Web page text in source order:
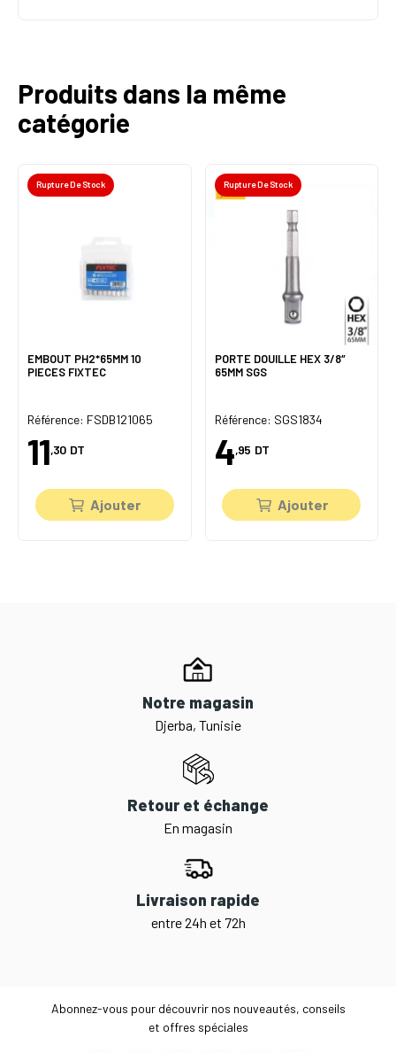
Produits dans la même
catégorie
Rupture De Stock
EMBOUT PH2*65MM 10
PIECES FIXTEC
Référence: FSDB121065
11,30 DT
Ajouter
Rupture De Stock
PORTE DOUILLE HEX 3/8″
65MM SGS
Référence: SGS1834
4,95 DT
Ajouter
Notre magasin
Djerba, Tunisie
Retour et échange
En magasin
Livraison rapide
entre 24h et 72h
Abonnez-vous pour découvrir nos nouveautés, conseils
et offres spéciales